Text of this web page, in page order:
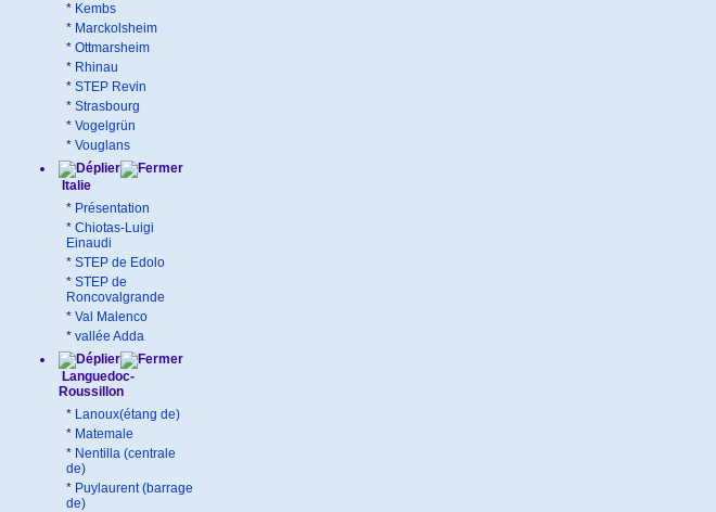
* Kembs
* Marckolsheim
* Ottmarsheim
* Rhinau
* STEP Revin
* Strasbourg
* Vogelgrün
* Vouglans
Italie
* Présentation
* Chiotas-Luigi
Einaudi
* STEP de Edolo
* STEP de
Roncovalgrande
* Val Malenco
* vallée Adda
Languedoc-
Roussillon
* Lanoux(étang de)
* Matemale
* Nentilla (centrale
de)
* Puylaurent (barrage
de)